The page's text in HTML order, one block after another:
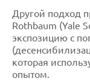
Другой подход
Rothbaum (Yale
экспозицию с
которая
опытом.